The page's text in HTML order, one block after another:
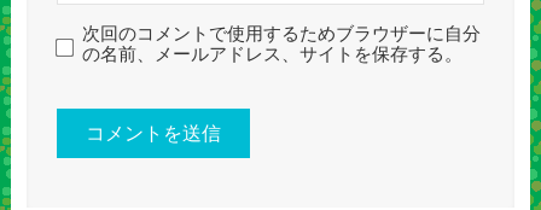
次回のコメントで使用するためブラウザーに自分
の名前、メールアドレス、サイトを保存する。